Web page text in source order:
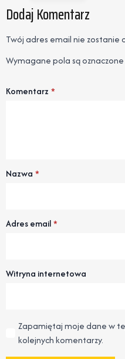
Dodaj Komentarz
Twój adres email nie zostanie
Wymagane pola są oznaczone
Komentarz *
Nazwa *
Adres email*
Witryna internetowa
Zapamiętaj moje dane w
kolejnych komentarzy.